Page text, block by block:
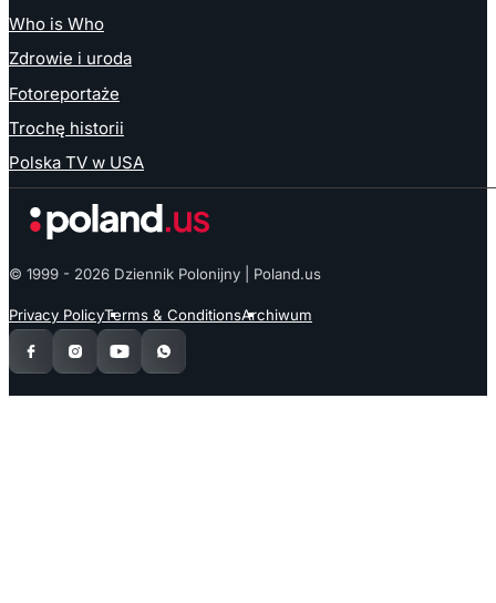
Who is Who
Zdrowie i uroda
Fotoreportaże
Trochę historii
Polska TV w USA
© 1999 - 2026 Dziennik Polonijny | Poland.us
Privacy PolicyTerms & ConditionsArchiwum